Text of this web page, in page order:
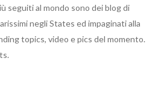
seguiti al mondo sono dei blog di
negli States ed impaginati alla
topics, video e pics del momento.